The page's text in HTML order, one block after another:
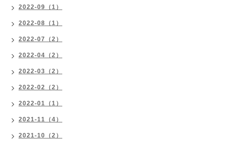
2022-09（1）
2022-08（1）
2022-07（2）
2022-04（2）
2022-03（2）
2022-02（2）
2022-01（1）
2021-11（4）
2021-10（2）